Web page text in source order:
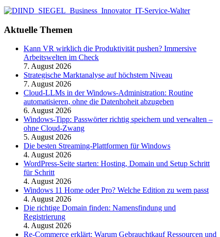
Aktuelle Themen
Kann VR wirklich die Produktivität pushen? Immersive
Arbeitswelten im Check
7. August 2026
Strategische Marktanalyse auf höchstem Niveau
7. August 2026
Cloud-LLMs in der Windows-Administration: Routine
automatisieren, ohne die Datenhoheit abzugeben
6. August 2026
Windows-Tipp: Passwörter richtig speichern und verwalten –
ohne Cloud-Zwang
5. August 2026
Die besten Streaming-Plattformen für Windows
4. August 2026
WordPress-Seite starten: Hosting, Domain und Setup Schritt
für Schritt
4. August 2026
Windows 11 Home oder Pro? Welche Edition zu wem passt
4. August 2026
Die richtige Domain finden: Namensfindung und
Registrierung
4. August 2026
Re-Commerce erklärt: Warum Gebrauchtkauf Ressourcen und